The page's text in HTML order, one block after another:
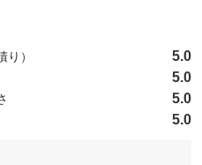
中）
） 5.0
5.0
5.0
5.0